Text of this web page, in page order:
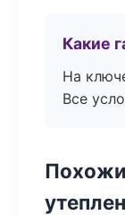
Какие
На
Все